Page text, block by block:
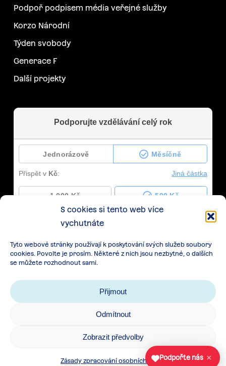
S cookies si tento web více
vychutnáte
Tyto webové stránky používají k poskytování svých služeb soubory
cookies. Povolte je prosím. Některé z nich jsou nezbytné, o dalších
se můžete rozhodnout sami.
Přijmout
Odmítnout
Zobrazit předvolby
Zásady zpracování osobních údajů
Podpoř podpisem média veřejné služby
Korzo Národní
Týden svobody
Generace F
Další projekty
Zásady zpracování osobních údajů
Všeobecné podmínky spolupráce
Podpořte nás ×